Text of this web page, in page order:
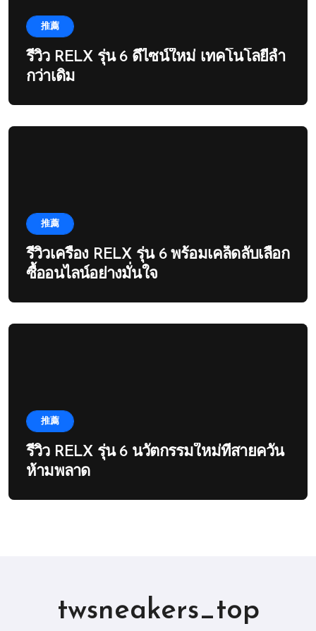
推薦
รีวิว RELX รุ่น 6 ดีไซน์ใหม่ เทคโนโลยีล้ำ
กว่าเดิม
推薦
รีวิวเครื่อง RELX รุ่น 6 พร้อมเคล็ดลับเลือก
ซื้ออนไลน์อย่างมั่นใจ
推薦
รีวิว RELX รุ่น 6 นวัตกรรมใหม่ที่สายควัน
ห้ามพลาด
twsneakers_top